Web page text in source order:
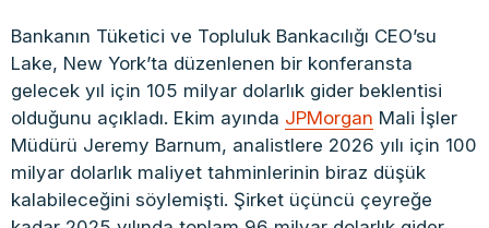
Bankanın Tüketici ve Topluluk Bankacılığı CEO’su
Lake, New York’ta düzenlenen bir konferansta
gelecek yıl için 105 milyar dolarlık gider beklentisi
olduğunu açıkladı. Ekim ayında JPMorgan Mali İşler
Müdürü Jeremy Barnum, analistlere 2026 yılı için 100
milyar dolarlık maliyet tahminlerinin biraz düşük
kalabileceğini söylemişti. Şirket üçüncü çeyreğe